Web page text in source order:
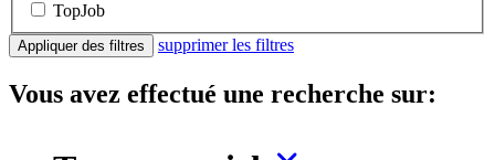
TopJob
Appliquer des filtres supprimer les filtres
Vous avez effectué une recherche sur: